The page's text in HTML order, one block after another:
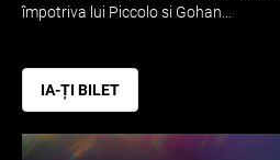
împotriva lui Piccolo si Gohan…
IA-ȚI BILET